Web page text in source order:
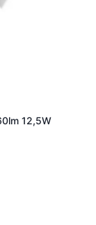
12,5W